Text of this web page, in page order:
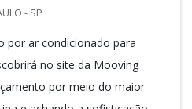
- SP
por ar condicionado para
no site da Mooving
por meio do maior